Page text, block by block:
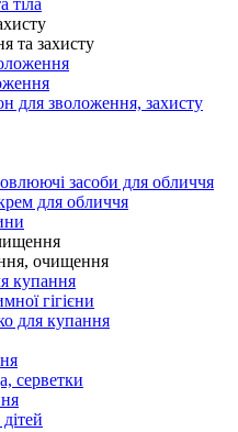
та захисту
для зволоження, захисту
засоби для обличчя
для обличчя
очищення
купання
гігієни
для купання
серветки